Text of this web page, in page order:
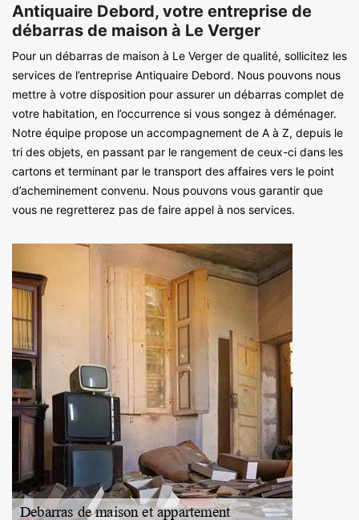
Antiquaire Debord, votre entreprise de
débarras de maison à Le Verger
Pour un débarras de maison à Le Verger de qualité, sollicitez les
services de l’entreprise Antiquaire Debord. Nous pouvons nous
mettre à votre disposition pour assurer un débarras complet de
votre habitation, en l’occurrence si vous songez à déménager.
Notre équipe propose un accompagnement de A à Z, depuis le
tri des objets, en passant par le rangement de ceux-ci dans les
cartons et terminant par le transport des affaires vers le point
d’acheminement convenu. Nous pouvons vous garantir que
vous ne regretterez pas de faire appel à nos services.